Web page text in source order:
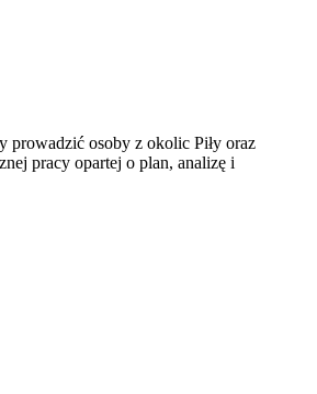
prowadzić osoby z okolic Piły oraz
pracy opartej o plan, analizę i